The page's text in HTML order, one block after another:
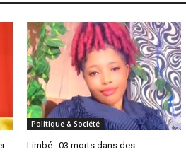
Politique & Société
Limbé : 03 morts dans des